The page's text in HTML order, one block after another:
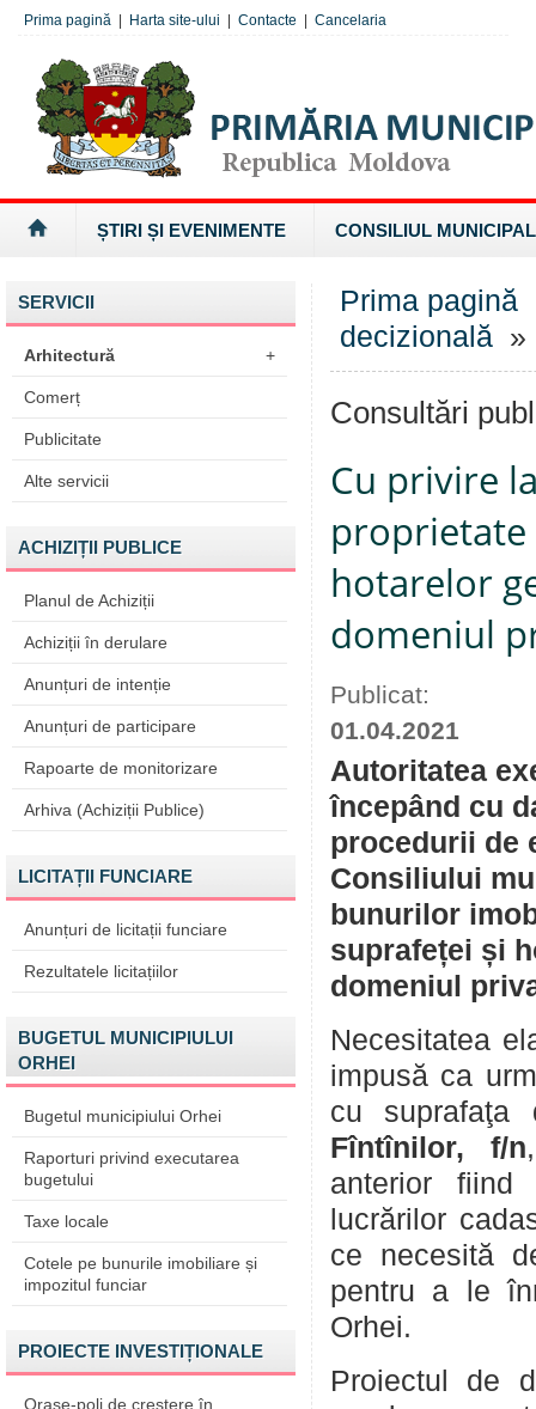
Prima pagină Harta site-ului Contacte Cancelaria
ȘTIRI ȘI EVENIMENTE CONSILIUL MUNICIPAL
SERVICII
Arhitectură +
Comerț
Publicitate
Alte servicii
ACHIZIȚII PUBLICE
Planul de Achiziții
Achiziții în derulare
Anunțuri de intenție
Anunțuri de participare
Rapoarte de monitorizare
Arhiva (Achiziții Publice)
LICITAȚII FUNCIARE
Anunțuri de licitații funciare
Rezultatele licitațiilor
BUGETUL MUNICIPIULUI
ORHEI
Bugetul municipiului Orhei
Raporturi privind executarea
bugetului
Taxe locale
Cotele pe bunurile imobiliare și
impozitul funciar
PROIECTE INVESTIȚIONALE
Orașe-poli de creștere în
Prima pagină
decizională »
Consultări
Cu privire
proprietate
hotarelor
domeniul
Publicat:
01.04.2021
Autoritatea
începând cu
procedurii de
Consiliului
bunurilor
suprafeței și
domeniul
Necesitatea
impusă ca
cu suprafaţa
Fîntînilor, f/n
anterior fiind
lucrărilor
ce necesită
pentru a le
Orhei.
Proiectul de